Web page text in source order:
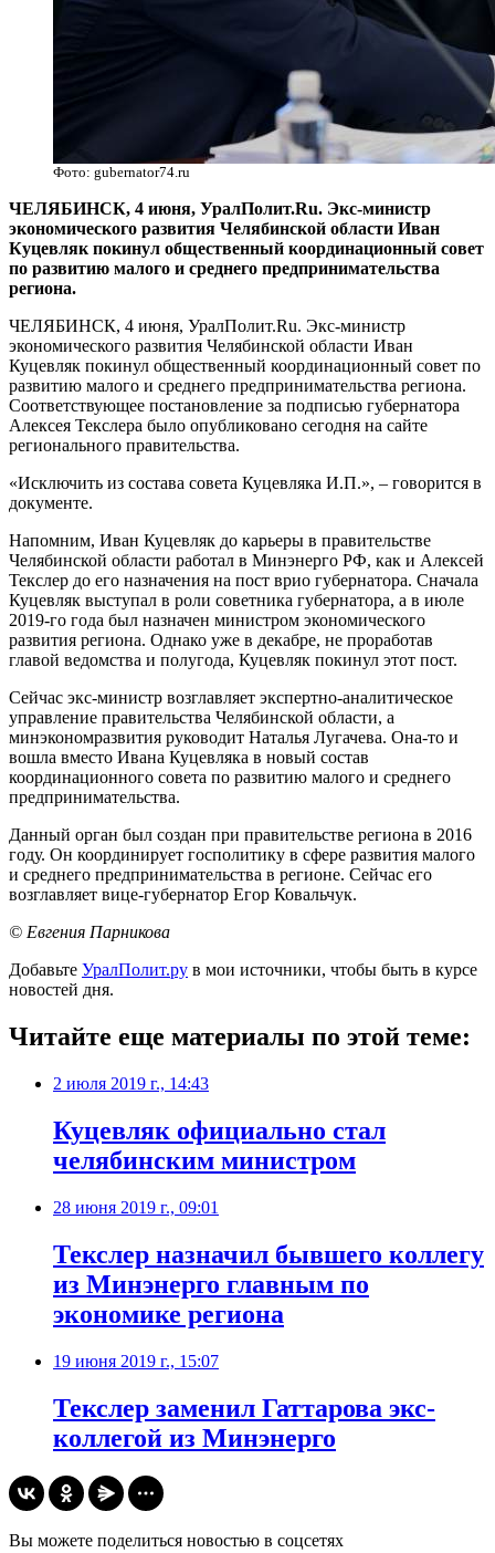
Фото: gubernator74.ru
ЧЕЛЯБИНСК, 4 июня, УралПолит.Ru. Экс-министр
экономического развития Челябинской области Иван
Куцевляк покинул общественный координационный совет
по развитию малого и среднего предпринимательства
региона.
ЧЕЛЯБИНСК, 4 июня, УралПолит.Ru. Экс-министр
экономического развития Челябинской области Иван
Куцевляк покинул общественный координационный совет по
развитию малого и среднего предпринимательства региона.
Соответствующее постановление за подписью губернатора
Алексея Текслера было опубликовано сегодня на сайте
регионального правительства.
«Исключить из состава совета Куцевляка И.П.», – говорится в
документе.
Напомним, Иван Куцевляк до карьеры в правительстве
Челябинской области работал в Минэнерго РФ, как и Алексей
Текслер до его назначения на пост врио губернатора. Сначала
Куцевляк выступал в роли советника губернатора, а в июле
2019-го года был назначен министром экономического
развития региона. Однако уже в декабре, не проработав
главой ведомства и полугода, Куцевляк покинул этот пост.
Сейчас экс-министр возглавляет экспертно-аналитическое
управление правительства Челябинской области, а
минэкономразвития руководит Наталья Лугачева. Она-то и
вошла вместо Ивана Куцевляка в новый состав
координационного совета по развитию малого и среднего
предпринимательства.
Данный орган был создан при правительстве региона в 2016
году. Он координирует госполитику в сфере развития малого
и среднего предпринимательства в регионе. Сейчас его
возглавляет вице-губернатор Егор Ковальчук.
© Евгения Парникова
Добавьте УралПолит.ру в мои источники, чтобы быть в курсе
новостей дня.
Читайте еще материалы по этой теме:
2 июля 2019 г., 14:43
Куцевляк официально стал
челябинским министром
28 июня 2019 г., 09:01
Текслер назначил бывшего коллегу
из Минэнерго главным по
экономике региона
19 июня 2019 г., 15:07
Текслер заменил Гаттарова экс-
коллегой из Минэнерго
Вы можете поделиться новостью в соцсетях